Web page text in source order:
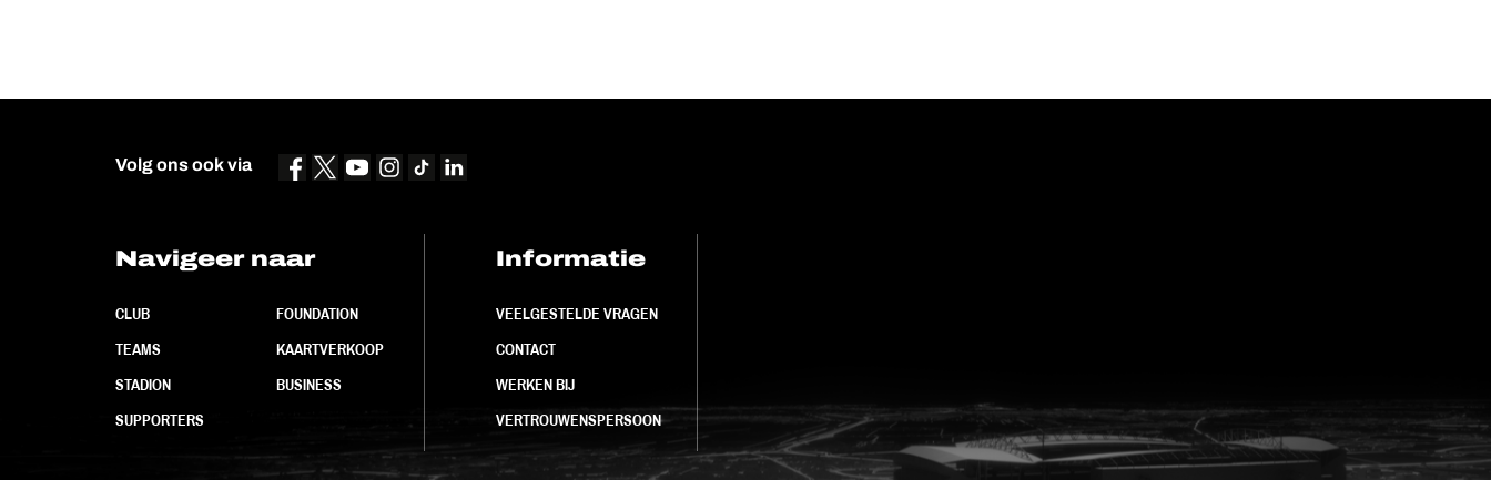
Volg ons ook via
Navigeer naar
CLUB
TEAMS
STADION
SUPPORTERS
FOUNDATION
KAARTVERKOOP
BUSINESS
Informatie
VEELGESTELDE VRAGEN
CONTACT
WERKEN BIJ
VERTROUWENSPERSOON